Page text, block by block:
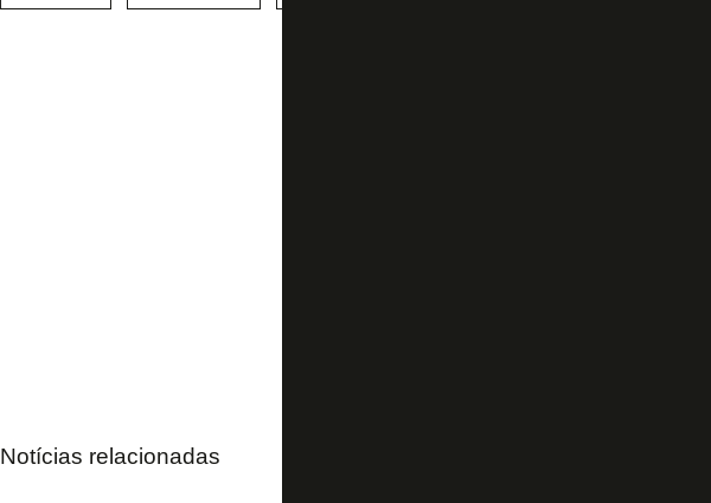
Notícias relacionadas